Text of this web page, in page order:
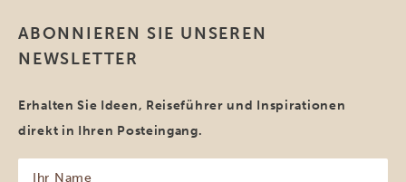
ABONNIEREN SIE UNSEREN
NEWSLETTER
Erhalten Sie Ideen, Reiseführer und Inspirationen
direkt in Ihren Posteingang.